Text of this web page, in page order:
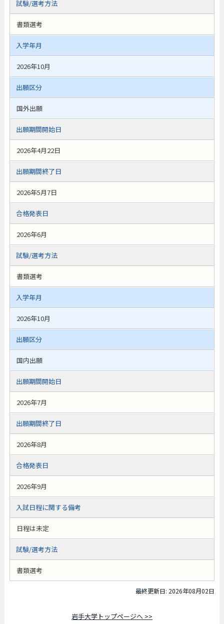
試験/選考方法
書類選考
入学年月
2026年10月
出願区分
国外出願
出願期間開始日
2026年4月22日
出願期間終了日
2026年5月7日
合格発表日
2026年6月
試験/選考方法
書類選考
入学年月
2026年10月
出願区分
国内出願
出願期間開始日
2026年7月
出願期間終了日
2026年8月
合格発表日
2026年9月
入試日程に関する備考
日程は未定
試験/選考方法
書類選考
最終更新日: 2026年08月02日
岩手大学トップページへ >>